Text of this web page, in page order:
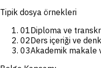
Tipik dosya örnekleri
01Diploma ve
02Ders içeriği ve
03Akademik makale